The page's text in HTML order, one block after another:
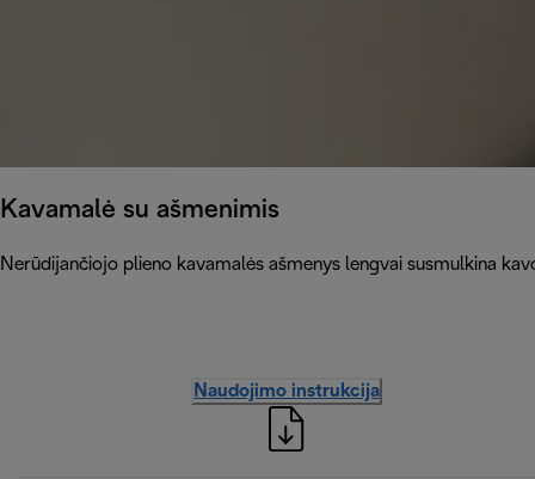
Kavamalė su ašmenimis
Nerūdijančiojo plieno kavamalės ašmenys lengvai susmulkina
Naudojimo instrukcija